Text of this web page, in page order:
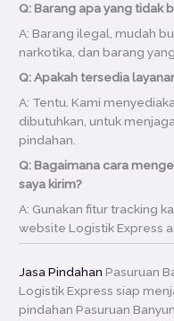
Q: Barang apa yang tidak
A: Barang ilegal, mudah
narkotika, dan barang
Q: Apakah tersedia
A: Tentu. Kami
dibutuhkan, untuk
pindahan.
Q: Bagaimana cara
saya kirim?
A: Gunakan fitur tracking
website Logistik Express
Jasa Pindahan Pasuruan
Logistik Express siap
pindahan Pasuruan